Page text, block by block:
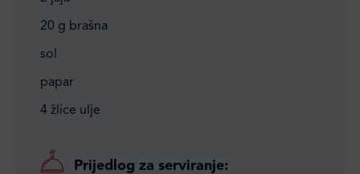
20 g brašna
sol
papar
4 žlice ulje
Prijedlog za serviranje: